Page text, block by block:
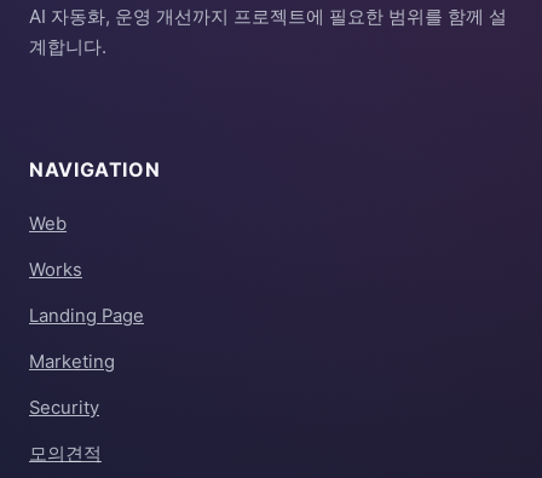
AI 자동화, 운영 개선까지 프로젝트에 필요한 범위를 함께 설
계합니다.
NAVIGATION
Web
Works
Landing Page
Marketing
Security
모의견적